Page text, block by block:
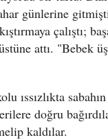
günlerine
çalıştı;
attı. "Bebek
ıssızlıkta
doğru
kaldılar.